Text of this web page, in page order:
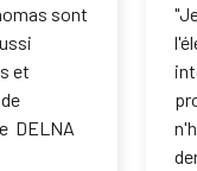
sont
et
DELNA